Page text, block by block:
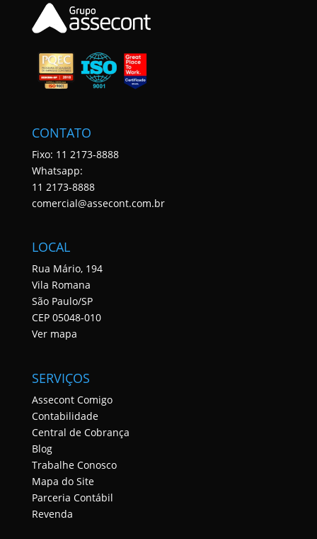
CONTATO
Fixo: 11 2173-8888
Whatsapp:
11 2173-8888
comercial@assecont.com.br
LOCAL
Rua Mário, 194
Vila Romana
São Paulo/SP
CEP 05048-010
Ver mapa
SERVIÇOS
Assecont Comigo
Contabilidade
Central de Cobrança
Blog
Trabalhe Conosco
Mapa do Site
Parceria Contábil
Revenda